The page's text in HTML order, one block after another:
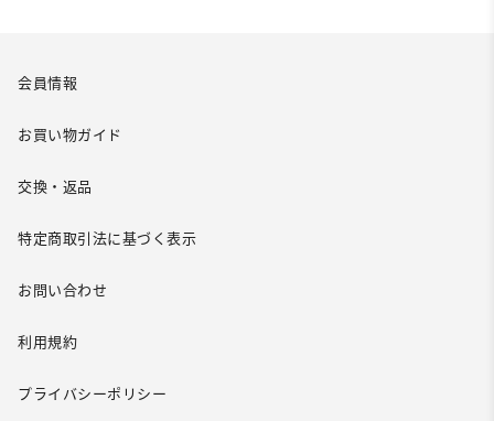
会員情報
お買い物ガイド
交換・返品
特定商取引法に基づく表示
お問い合わせ
利用規約
プライバシーポリシー